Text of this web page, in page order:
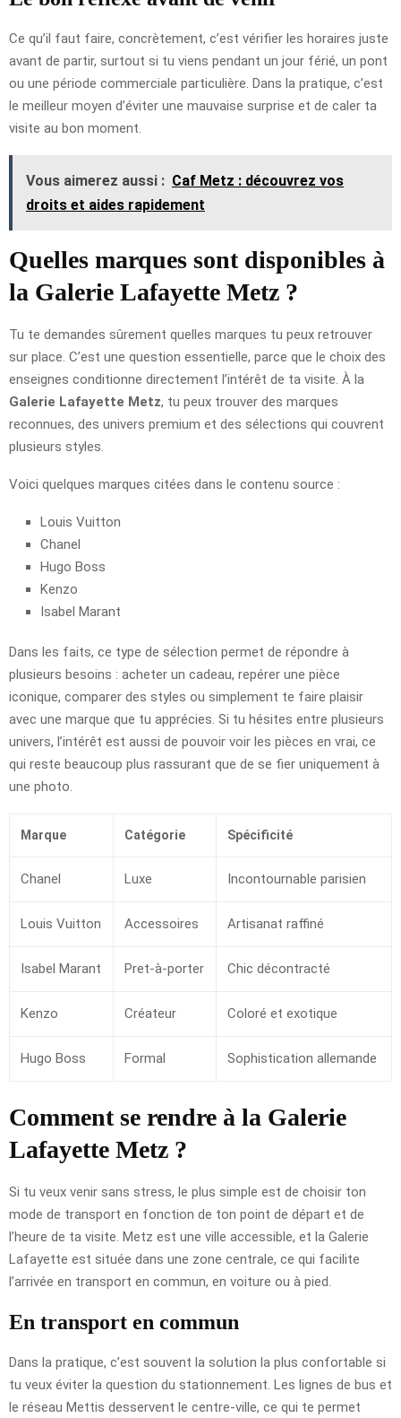
Ce qu’il faut faire, concrètement, c’est vérifier les horaires juste
avant de partir, surtout si tu viens pendant un jour férié, un pont
ou une période commerciale particulière. Dans la pratique, c’est
le meilleur moyen d’éviter une mauvaise surprise et de caler ta
visite au bon moment.
Vous aimerez aussi : Caf Metz : découvrez vos
droits et aides rapidement
Quelles marques sont disponibles à
la Galerie Lafayette Metz ?
Tu te demandes sûrement quelles marques tu peux retrouver
sur place. C’est une question essentielle, parce que le choix des
enseignes conditionne directement l’intérêt de ta visite. À la
Galerie Lafayette Metz, tu peux trouver des marques
reconnues, des univers premium et des sélections qui couvrent
plusieurs styles.
Voici quelques marques citées dans le contenu source :
Louis Vuitton
Chanel
Hugo Boss
Kenzo
Isabel Marant
Dans les faits, ce type de sélection permet de répondre à
plusieurs besoins : acheter un cadeau, repérer une pièce
iconique, comparer des styles ou simplement te faire plaisir
avec une marque que tu apprécies. Si tu hésites entre plusieurs
univers, l’intérêt est aussi de pouvoir voir les pièces en vrai, ce
qui reste beaucoup plus rassurant que de se fier uniquement à
une photo.
Marque Catégorie Spécificité
Chanel Luxe Incontournable parisien
Louis Vuitton Accessoires Artisanat raffiné
Isabel Marant Pret-à-porter Chic décontracté
Kenzo Créateur Coloré et exotique
Hugo Boss Formal Sophistication allemande
Comment se rendre à la Galerie
Lafayette Metz ?
Si tu veux venir sans stress, le plus simple est de choisir ton
mode de transport en fonction de ton point de départ et de
l’heure de ta visite. Metz est une ville accessible, et la Galerie
Lafayette est située dans une zone centrale, ce qui facilite
l’arrivée en transport en commun, en voiture ou à pied.
En transport en commun
Dans la pratique, c’est souvent la solution la plus confortable si
tu veux éviter la question du stationnement. Les lignes de bus et
le réseau Mettis desservent le centre-ville, ce qui te permet